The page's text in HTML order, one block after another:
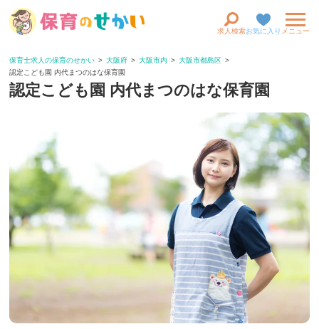
求人検索お気に入り メニュー
保育士求人の保育のせかい 大阪府 大阪市内
大阪市都島区
認定こども園 内代まつのはな保育園
認定こども園 内代まつのはな保育園